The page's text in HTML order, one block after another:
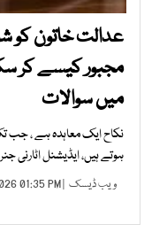
عدالت خاتون کو
مجبور کیسے کر
میں سوالات
نکاح ایک معاہدہ ہے ، جب
ہوتے ہیں، ایڈیشنل اٹارنی
ویب ڈیسک | MAR 02, 2026 01:35 PM |